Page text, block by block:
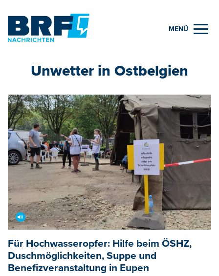
MENÜ
Unwetter in Ostbelgien
Für Hochwasseropfer: Hilfe beim ÖSHZ,
Duschmöglichkeiten, Suppe und
Benefizveranstaltung in Eupen